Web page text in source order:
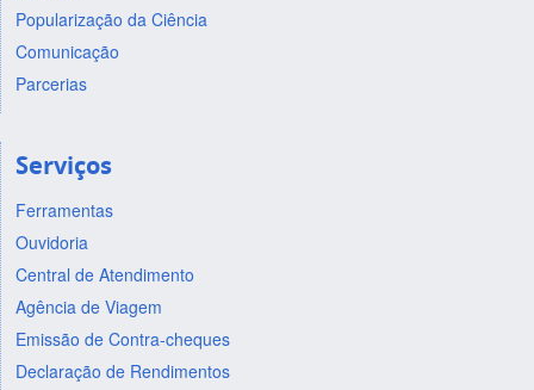
Popularização da Ciência
Comunicação
Parcerias
Serviços
Ferramentas
Ouvidoria
Central de Atendimento
Agência de Viagem
Emissão de Contra-cheques
Declaração de Rendimentos